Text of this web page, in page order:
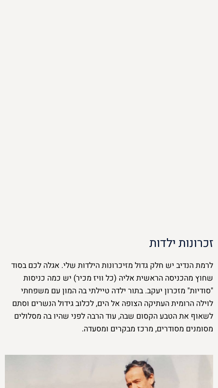
זכרונות ילדות
לרמת הנדיב יש חלק גדול מזיכרונות הילדות שלי. אגלה לכם בסוד
שחוץ מהכניסה הראשית אליה (כל וויז מכיר) יש כמה כניסות
"סודיות" מזכרון יעקב. בתור ילדה טיילתי בה המון עם משפחתי
לוילה הרומית העתיקה הצופה אל הים, לכלוב גידול הנשרים וסתם
לשאוף את הטבע הקסום שבה, עוד הרבה לפני שהיו בה מסלולים
מסומנים מסודרים, מרכז מבקרים ומסעדה.